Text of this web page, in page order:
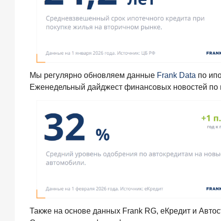
private-
клиентов
Рассылка
Frank
RG
недели,
трактовка
событий
на банковском
Мы регулярно обновляем данные Frank Data по
Еженедельный дайджест финансовых новостей по
Также на основе данных Frank RG, еКредит и